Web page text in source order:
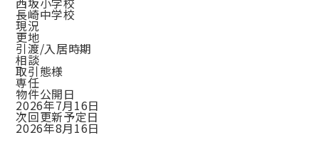
長崎中学校
現況
更地
引渡/入居時期
相談
取引態様
専任
物件公開日
2026年7月16日
次回更新予定日
2026年8月16日